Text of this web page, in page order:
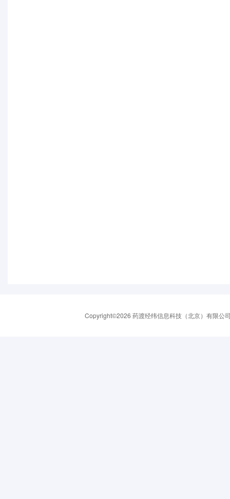
Copyright©2026 药渡经纬信息科技（北京）有限公